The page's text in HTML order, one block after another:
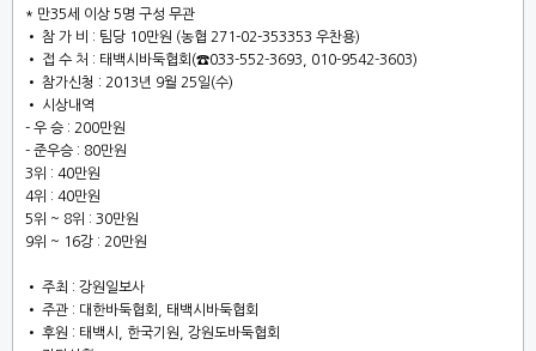
* 만35세 이상 5명 구성 무관
• 참 가 비 : 팀당 10만원 (농협 271-02-353353 우찬용)
• 접 수 처 : 태백시바둑협회(☎033-552-3693, 010-9542-3603)
• 참가신청 : 2013년 9월 25일(수)
• 시상내역
- 우 승 : 200만원
- 준우승 : 80만원
3위 : 40만원
4위 : 40만원
5위 ~ 8위 : 30만원
9위 ~ 16강 : 20만원
• 주최 : 강원일보사
• 주관 : 대한바둑협회, 태백시바둑협회
• 후원 : 태백시, 한국기원, 강원도바둑협회